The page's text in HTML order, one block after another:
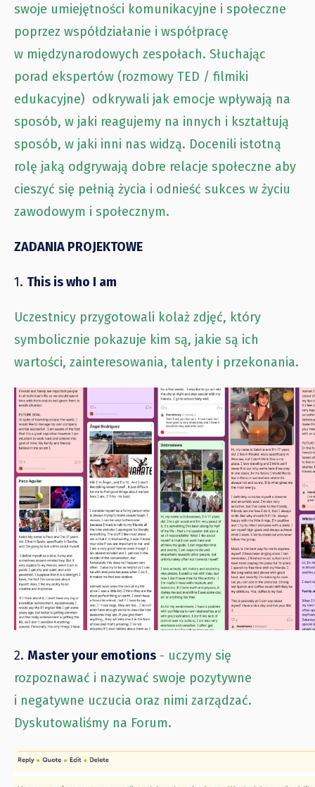
swoje umiejętności komunikacyjne i społeczne
poprzez współdziałanie i współpracę
w międzynarodowych zespołach. Słuchając
porad ekspertów (rozmowy TED / filmiki
edukacyjne) odkrywali jak emocje wpływają na
sposób, w jaki reagujemy na innych i kształtują
sposób, w jaki inni nas widzą. Docenili istotną
rolę jaką odgrywają dobre relacje społeczne aby
cieszyć się pełnią życia i odnieść sukces w życiu
zawodowym i społecznym.
ZADANIA PROJEKTOWE
1. This is who I am
Uczestnicy przygotowali kolaż zdjęć, który
symbolicznie pokazuje kim są, jakie są ich
wartości, zainteresowania, talenty i przekonania.
2. Master your emotions - uczymy się
rozpoznawać i nazywać swoje pozytywne
i negatywne uczucia oraz nimi zarządzać.
Dyskutowaliśmy na Forum.